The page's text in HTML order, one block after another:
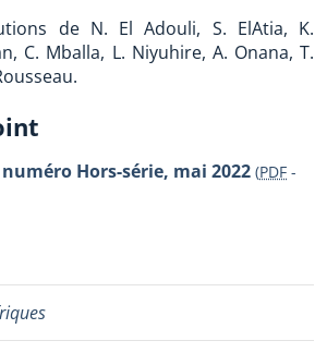
de N. El Adouli, S. ElAtia, K.
C. Mballa, L. Niyuhire, A. Onana, T.
Hors-série, mai 2022 (PDF -